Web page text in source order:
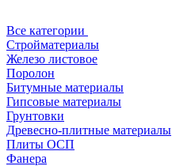
Все категории
Стройматериалы
Железо листовое
Поролон
Битумные материалы
Гипсовые материалы
Грунтовки
Древесно-плитные материалы
Плиты ОСП
Фанера